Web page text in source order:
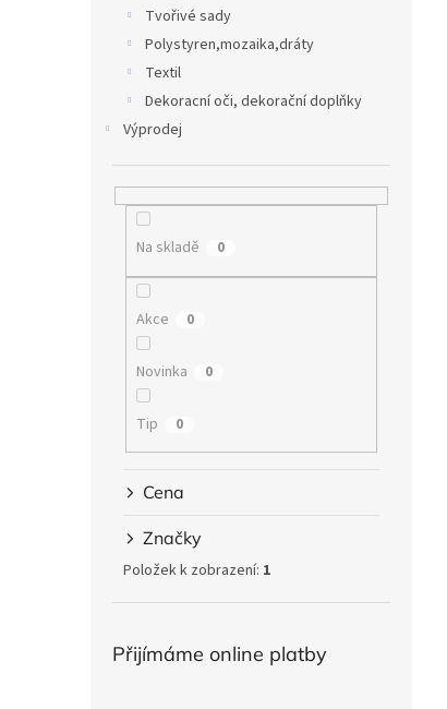
Tvořivé sady
Polystyren,mozaika,dráty
Textil
Dekoracní oči, dekorační doplňky
Výprodej
Na skladě 0
Akce 0
Novinka 0
Tip 0
Cena
Značky
Položek k zobrazení: 1
Přijímáme online platby